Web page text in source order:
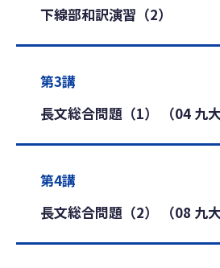
下線部和訳演習（2）
第3講
長文総合問題（1） （04 九大
第4講
長文総合問題（2） （08 九大